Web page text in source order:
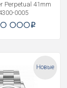
Perpetual 41mm
0005
000i
Новые